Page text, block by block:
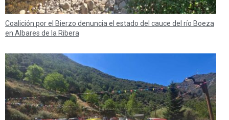
Coalición por el Bierzo denuncia el estado del cauce del río Boeza
en Albares de la Ribera